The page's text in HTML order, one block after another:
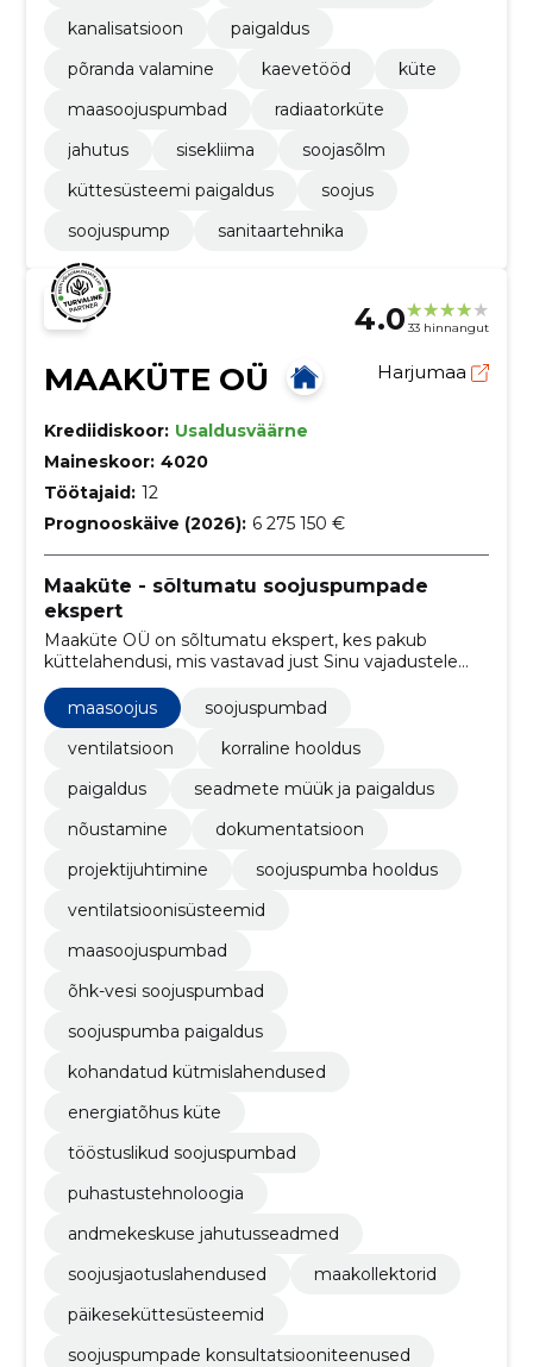
kanalisatsioon
paigaldus
põranda valamine
kaevetööd
küte
maasoojuspumbad
radiaatorküte
jahutus
sisekliima
soojasõlm
küttesüsteemi paigaldus
soojus
soojuspump
sanitaartehnika
4.0 33 hinnangut
MAAKÜTE OÜ Harjumaa
Krediidiskoor: Usaldusväärne
Maineskoor: 4020
Töötajaid: 12
Prognooskäive (2026): 6 275 150 €
Maaküte - sõltumatu soojuspumpade
ekspert
Maaküte OÜ on sõltumatu ekspert, kes pakub
küttelahendusi, mis vastavad just Sinu vajadustele
sobivaim.
maasoojus
soojuspumbad
ventilatsioon
korraline hooldus
paigaldus
seadmete müük ja paigaldus
nõustamine
dokumentatsioon
projektijuhtimine
soojuspumba hooldus
ventilatsioonisüsteemid
maasoojuspumbad
õhk-vesi soojuspumbad
soojuspumba paigaldus
kohandatud kütmislahendused
energiatõhus küte
tööstuslikud soojuspumbad
puhastustehnoloogia
andmekeskuse jahutusseadmed
soojusjaotuslahendused
maakollektorid
päikeseküttesüsteemid
soojuspumpade konsultatsiooniteenused